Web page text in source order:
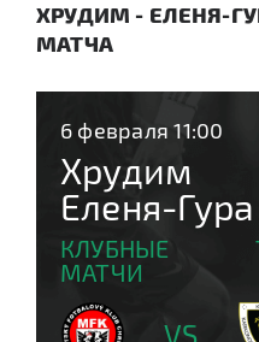
ХРУДИМ - ЕЛЕНЯ-
МАТЧА
6 февраля 11:00
Хрудим
Еленя-Гура
КЛУБНЫЕ
МАТЧИ
VS